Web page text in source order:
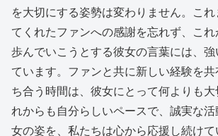
を大切にする姿勢は変わりません。これ
てくれたファンへの感謝を忘れず、こ
歩んでいこうとする彼女の言葉には、
ています。ファンと共に新しい経験を
ち合う時間は、彼女にとって何よりも大
れからも自分らしいペースで、誠実な
女の姿を、私たちは心から応援し続け